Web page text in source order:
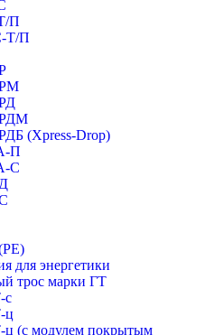
П
Т/П
(Xpress-Drop)
П
С
для энергетики
трос марки ГТ
с
ц
(с модулем покрытым